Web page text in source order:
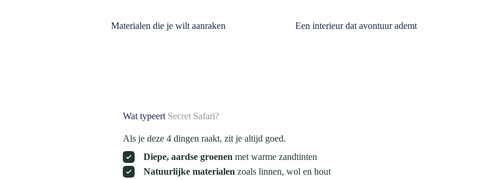
Materialen die je wilt aanraken Een interieur dat avontuur ademt
Wat typeert Secret Safari?
Als je deze 4 dingen raakt, zit je altijd goed.
Diepe, aardse groenen met warme zandtinten
Natuurlijke materialen zoals linnen, wol en hout